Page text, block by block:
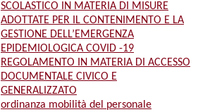
SCOLASTICO IN MATERIA DI MISURE
ADOTTATE PER IL CONTENIMENTO E LA
GESTIONE DELL’EMERGENZA
EPIDEMIOLOGICA COVID -19
REGOLAMENTO IN MATERIA DI ACCESSO
DOCUMENTALE CIVICO E
GENERALIZZATO
ordinanza mobilità del personale